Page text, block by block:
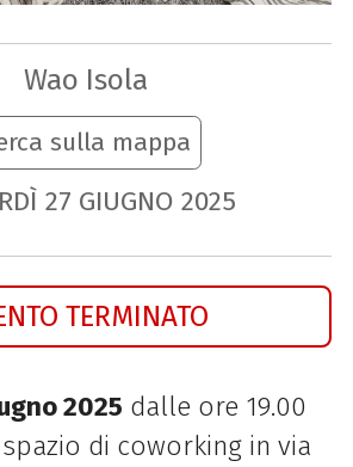
Wao Isola
sulla mappa
27 GIUGNO 2025
TERMINATO
2025 dalle ore 19.00
di coworking in via